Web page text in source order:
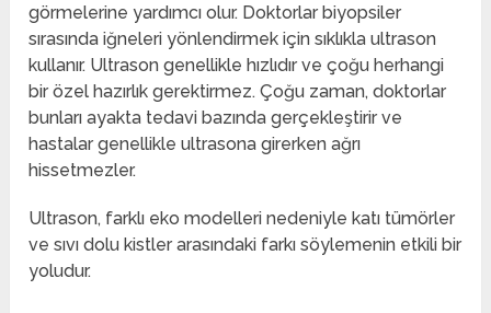
görmelerine yardımcı olur. Doktorlar biyopsiler
sırasında iğneleri yönlendirmek için sıklıkla ultrason
kullanır. Ultrason genellikle hızlıdır ve çoğu herhangi
bir özel hazırlık gerektirmez. Çoğu zaman, doktorlar
bunları ayakta tedavi bazında gerçekleştirir ve
hastalar genellikle ultrasona girerken ağrı
hissetmezler.
Ultrason, farklı eko modelleri nedeniyle katı tümörler
ve sıvı dolu kistler arasındaki farkı söylemenin etkili bir
yoludur.